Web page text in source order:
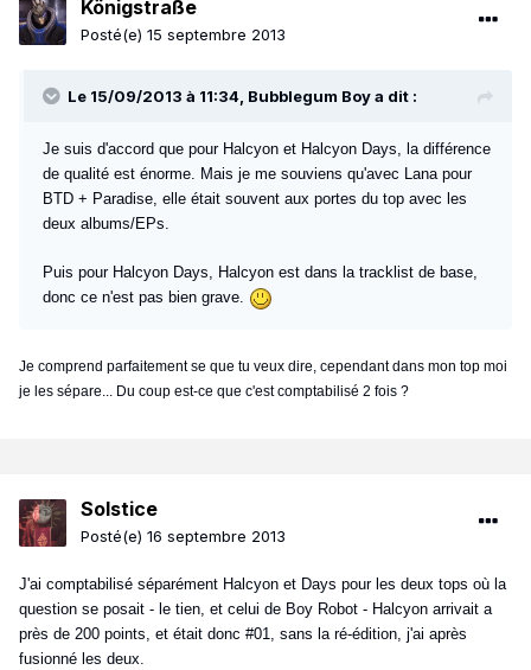
Königstraße
Posté(e) 15 septembre 2013
Le 15/09/2013 à 11:34, Bubblegum Boy a dit :
Je suis d'accord que pour Halcyon et Halcyon Days, la différence
de qualité est énorme. Mais je me souviens qu'avec Lana pour
BTD + Paradise, elle était souvent aux portes du top avec les
deux albums/EPs.
Puis pour Halcyon Days, Halcyon est dans la tracklist de base,
donc ce n'est pas bien grave.
Je comprend parfaitement se que tu veux dire, cependant dans mon top moi
je les sépare... Du coup est-ce que c'est comptabilisé 2 fois ?
Solstice
Posté(e) 16 septembre 2013
J'ai comptabilisé séparément Halcyon et Days pour les deux tops où la
question se posait - le tien, et celui de Boy Robot - Halcyon arrivait a
près de 200 points, et était donc #01, sans la ré-édition, j'ai après
fusionné les deux.